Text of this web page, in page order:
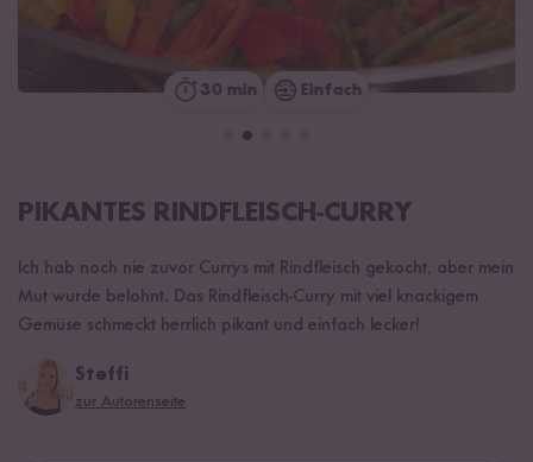
30 min Einfach
PIKANTES RINDFLEISCH-CURRY
Ich hab noch nie zuvor Currys mit Rindfleisch gekocht, aber mein
Mut wurde belohnt. Das Rindfleisch-Curry mit viel knackigem
Gemüse schmeckt herrlich pikant und einfach lecker!
Steffi
zur Autorenseite